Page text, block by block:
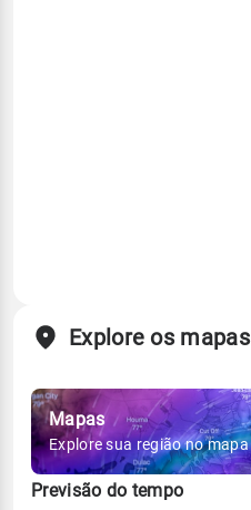
Explore os mapas
Mapas
Explore sua região no mapa
Previsão do tempo